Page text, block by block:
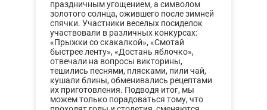
праздничным угощением, а символом
золотого солнца, ожившего после зимней
спячки. Участники веселых посиделок
участвовали в различных конкурсах:
«Прыжки со скакалкой», «Смотай
быстрее ленту», «Достань яблочко»,
отвечали на вопросы викторины,
тешились песнями, плясками, пили чай,
кушали блины, обменивались рецептами
их приготовления. Подводя итог, мы
можем только порадоваться тому, что